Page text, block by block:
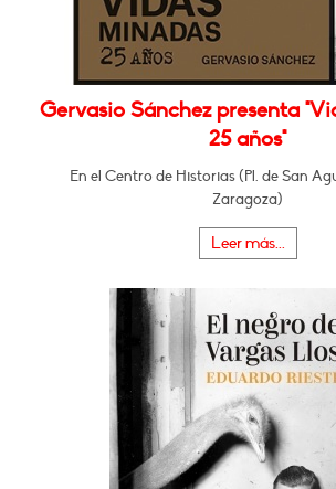
Gervasio Sánchez presenta
25 años"
En el Centro de Historias (Pl. de San
Zaragoza)
Leer más...